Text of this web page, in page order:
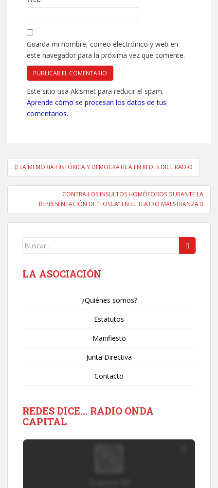
Guarda mi nombre, correo electrónico y web en
este navegador para la próxima vez que comente.
Este sitio usa Akismet para reducir el spam.
Aprende cómo se procesan los datos de tus
comentarios.
Navegación
de
entradas
LA MEMORIA HISTÓRICA Y DEMOCRÁTICA EN REDES DICE RADIO
CONTRA LOS INSULTOS HOMÓFOBOS DURANTE LA
REPRESENTACIÓN DE “TOSCA” EN EL TEATRO MAESTRANZA
Buscar:
LA ASOCIACIÓN
¿Quiénes somos?
Estatutos
Manifiesto
Junta Directiva
Contacto
REDES DICE… RADIO ONDA
CAPITAL